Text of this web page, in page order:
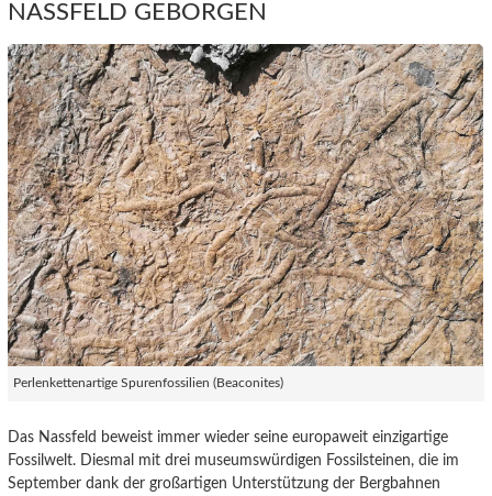
NASSFELD GEBORGEN
Perlenkettenartige Spurenfossilien (Beaconites)
Das Nassfeld beweist immer wieder seine europaweit einzigartige
Fossilwelt. Diesmal mit drei museumswürdigen Fossilsteinen, die im
September dank der großartigen Unterstützung der Bergbahnen